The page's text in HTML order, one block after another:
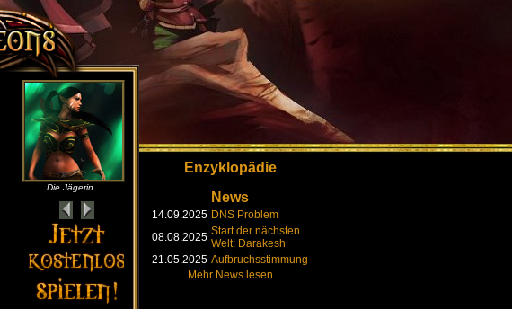
Die Jägerin
Enzyklopädie
News
14.09.2025 DNS Problem
08.08.2025 Start der nächsten
Welt: Darakesh
21.05.2025 Aufbruchsstimmung
Mehr News lesen